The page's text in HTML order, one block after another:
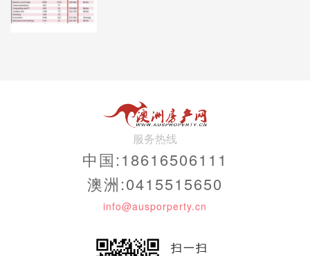
服务热线
中国:18616506111
澳洲:0415515650
info@ausporperty.cn
扫一扫